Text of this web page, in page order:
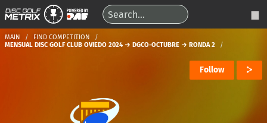
MAIN
FIND COMPETITION
MENSUAL DISC GOLF CLUB OVIEDO 2024 → DGCO-OCTUBRE → RONDA 2
Follow